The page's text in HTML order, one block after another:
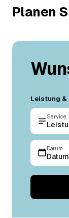
Planen
Leistung &
Service
Datum
Datum